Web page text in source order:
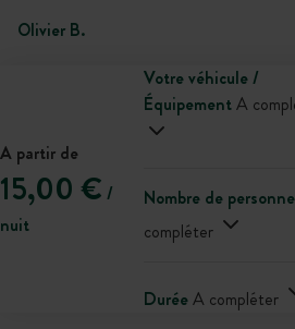
Olivier B.
A partir de
15,00 € /
nuit
Votre véhicule /
ÉquipementA
Nombre de
compléter
DuréeA compléter